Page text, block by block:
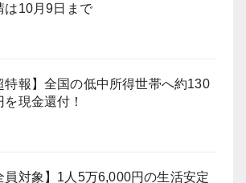
は10月9日まで
特報】全国の低中所得世帯へ約130
を現金還付！
員対象】1人5万6,000円の生活安定